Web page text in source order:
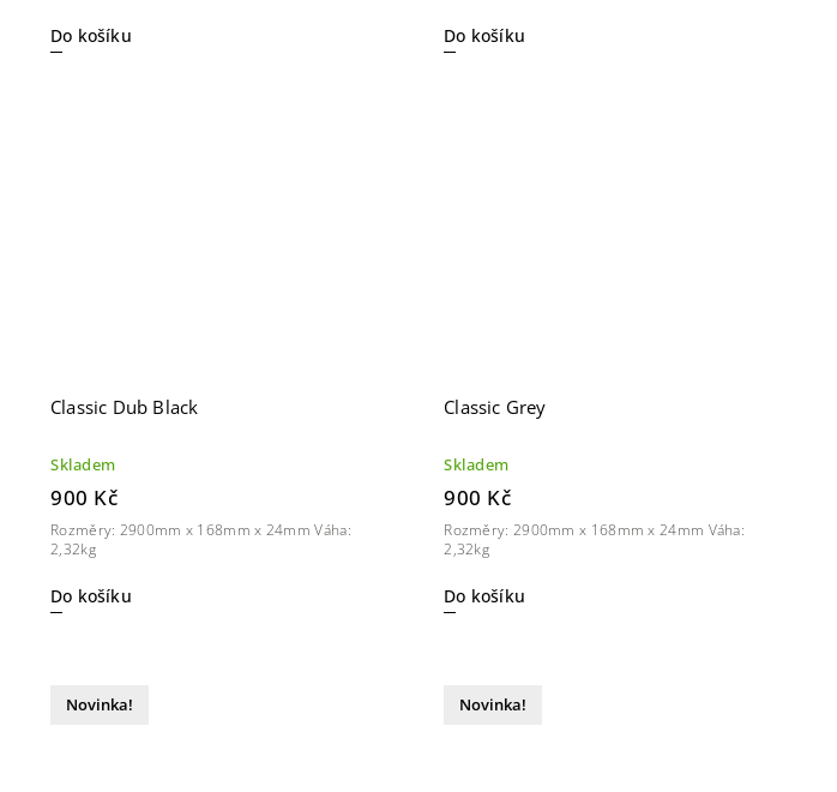
Do košíku Do košíku
Classic Dub Black
Skladem
900 Kč
Do košíku
Rozměry: 2900mm x 168mm x 24mm Váha:
2,32kg
Classic Grey
Skladem
900 Kč
Do košíku
Rozměry: 2900mm x 168mm x 24mm Váha:
2,32kg
Novinka! Novinka!